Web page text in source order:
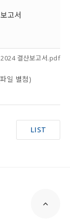
고서
2024 결산보고서.pdf
일 별첨)
LIST